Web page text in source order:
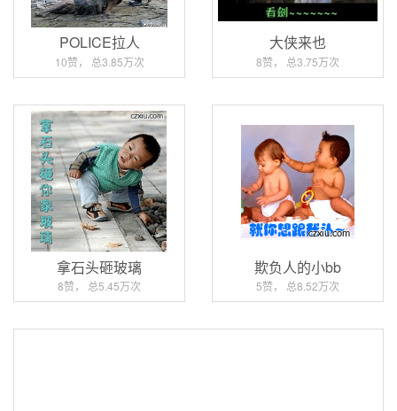
POLICE拉人
10赞， 总3.85万次
大侠来也
8赞， 总3.75万次
拿石头砸玻璃
8赞， 总5.45万次
欺负人的小bb
5赞， 总8.52万次